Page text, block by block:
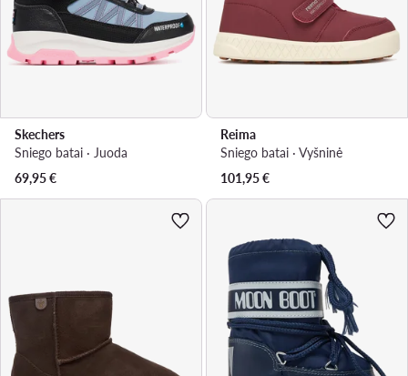
Skechers
Sniego batai · Juoda
69,95€
Reima
Sniego batai · Vyšninė
101,95€